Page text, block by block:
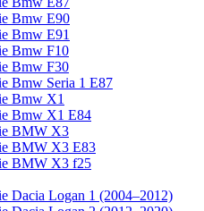
Bmw E90
Bmw E91
Bmw F10
Bmw F30
Bmw Seria 1 E87
Bmw X1
Bmw X1 E84
BMW X3
BMW X3 E83
BMW X3 f25
Dacia Logan 1 (2004–2012)